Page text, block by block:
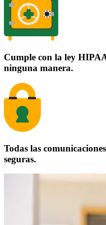
Cumple con la ley
ninguna manera.
Todas las
seguras.